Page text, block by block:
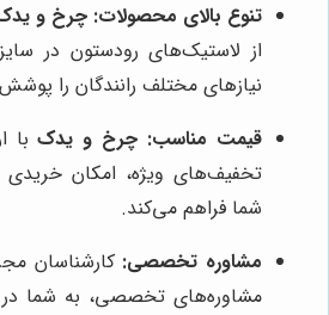
تنوع بالای محصولات: چرخ و
از لاستیک‌های رودستون در
نیازهای مختلف رانندگان را
قیمت مناسب: چرخ و یدکبا
تخفیف‌های ویژه، امکان خریدی
شما فراهم می‌کند.
مشاوره تخصصی: کارشناسان
مشاوره‌های تخصصی، به شما در